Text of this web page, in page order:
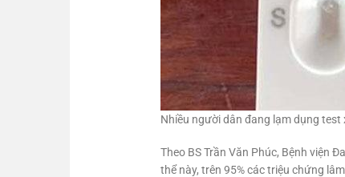
Nhiều người dân đang lạm dụng
Theo BS Trần Văn Phúc, Bệnh viện
thể này, trên 95% các triệu chứng